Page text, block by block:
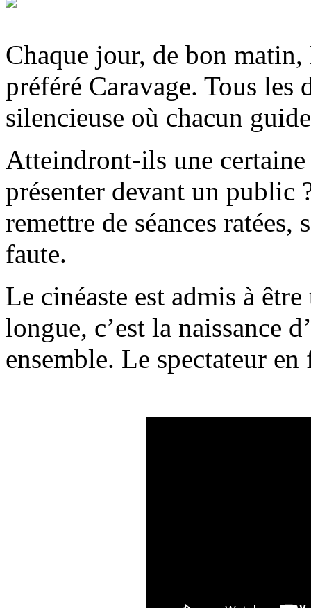
Chaque jour, de bon
préféré Caravage. Tous
silencieuse où chacun
Atteindront-ils une
présenter devant un public
remettre de séances
faute.
Le cinéaste est admis à
longue, c’est la naissance
ensemble. Le spectateur